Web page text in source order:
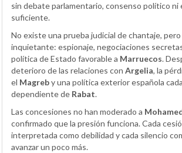
sin debate parlamentario, consenso político ni
suficiente.
No existe una prueba judicial de chantaje,
inquietante: espionaje, negociaciones
política de Estado favorable a Marruecos.
deterioro de las relaciones con Argelia, la
el Magreby una política exterior española
dependiente de Rabat.
Las concesiones no han moderado a
confirmado que la presión funciona. Cada
interpretada como debilidad y cada silencio
avanzar un poco más.